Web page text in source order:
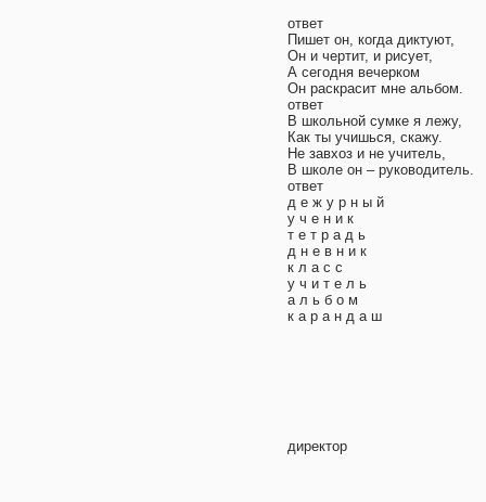
ответ
Пишет он, когда диктуют,
Он и чертит, и рисует,
А сегодня вечерком
Он раскрасит мне альбом.
ответ
В школьной сумке я лежу,
Как ты учишься, скажу.
Не завхоз и не учитель,
В школе он – руководитель.
ответ
д е ж у р н ы й
у ч е н и к
т е т р а д ь
д н е в н и к
к л а с с
у ч и т е л ь
а л ь б о м
к а р а н д а ш
директор